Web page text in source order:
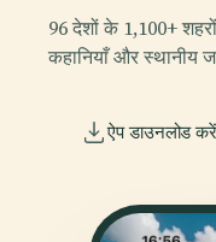
96 देशों के 1,100+
कहानियाँ और स्थानीय
ऐप डाउनलोड करें